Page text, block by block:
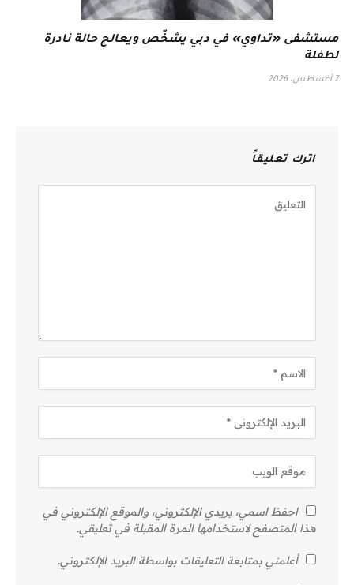
مستشفى «تداوي» في دبي يشخّص ويعالج حالة نادرة
لطفلة
7 أغسطس، 2026
اترك تعليقاً
احفظ اسمي، بريدي الإلكتروني، والموقع الإلكتروني في
هذا المتصفح لاستخدامها المرة المقبلة في تعليقي.
أعلمني بمتابعة التعليقات بواسطة البريد الإلكتروني.